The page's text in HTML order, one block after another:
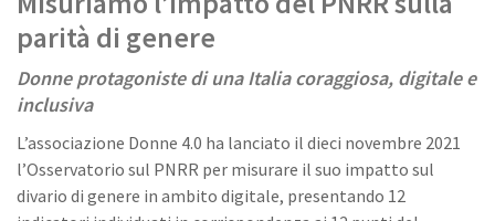
parità di genere
Donne protagoniste di una Italia coraggiosa, digitale e
inclusiva
L’associazione Donne 4.0 ha lanciato il dieci novembre 2021
l’Osservatorio sul PNRR per misurare il suo impatto sul
divario di genere in ambito digitale, presentando 12